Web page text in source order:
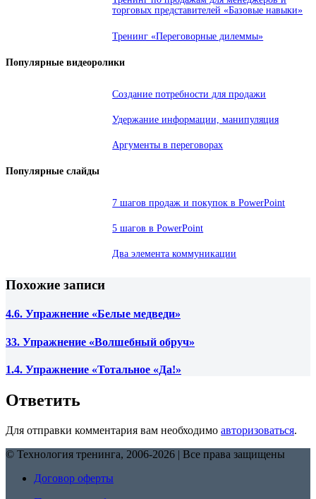
торговых представителей «Базовые навыки»
Тренинг «Переговорные дилеммы»
Популярные видеоролики
Создание потребности для продажи
Удержание информации, манипуляция
Аргументы в переговорах
Популярные слайды
7 шагов продаж и покупок в PowerPoint
5 шагов в PowerPoint
Два элемента коммуникации
Похожие записи
4.6. Упражнение «Белые медведи»
33. Упражнение «Волшебный обруч»
1.4. Упражнение «Тотальное «Да!»
Ответить
Для отправки комментария вам необходимо авторизоваться.
© Технология тренинга, 2006-2026 | Все права защищены
Договор оферты